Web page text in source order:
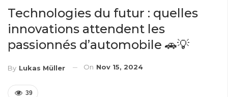
Technologies du futur : quelles
innovations attendent les
passionnés d’automobile 🚗💡
By Lukas Müller On Nov 15, 2024
39